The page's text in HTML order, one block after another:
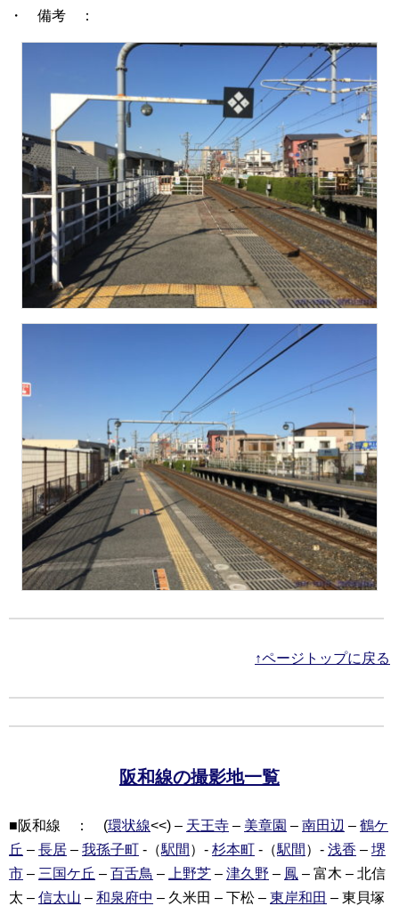
・ 備考 ：
↑ページトップに戻る
阪和線の撮影地一覧
■阪和線 ： (環状線<<) – 天王寺 – 美章園 – 南田辺 – 鶴ケ
丘 – 長居 – 我孫子町 -（駅間 ）- 杉本町 -（駅間 ）- 浅香 – 堺
市 – 三国ケ丘 – 百舌鳥 – 上野芝 – 津久野 – 鳳 – 富木 – 北信
太 – 信太山 – 和泉府中 – 久米田 – 下松 – 東岸和田 – 東貝塚